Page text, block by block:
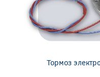
Тормоз